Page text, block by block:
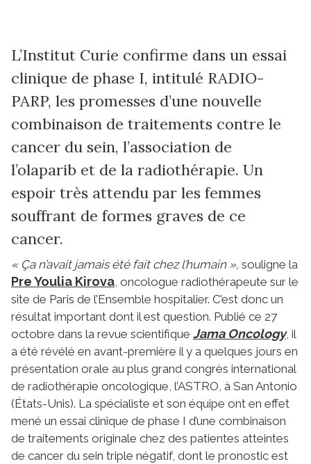
L’Institut Curie confirme dans un essai
clinique de phase I, intitulé RADIO-
PARP, les promesses d’une nouvelle
combinaison de traitements contre le
cancer du sein, l’association de
l’olaparib et de la radiothérapie. Un
espoir très attendu par les femmes
souffrant de formes graves de ce
cancer.
« Ça n’avait jamais été fait chez l’humain », souligne la
Pre Youlia Kirova , oncologue radiothérapeute sur le
site de Paris de l’Ensemble hospitalier. C’est donc un
résultat important dont il est question. Publié ce 27
octobre dans la revue scientifique Jama Oncology, il
a été révélé en avant-première il y a quelques jours en
présentation orale au plus grand congrès international
de radiothérapie oncologique, l’ASTRO, à San Antonio
(États-Unis). La spécialiste et son équipe ont en effet
mené un essai clinique de phase I d’une combinaison
de traitements originale chez des patientes atteintes
de cancer du sein triple négatif, dont le pronostic est